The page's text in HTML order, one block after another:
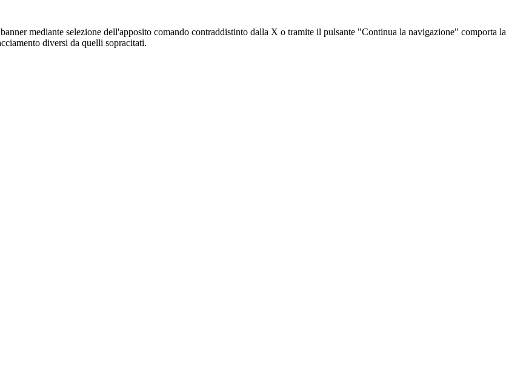
mediante selezione dell'apposito comando contraddistinto dalla X o tramite il pulsante "Continua la navigazione" comporta la
diversi da quelli sopracitati.